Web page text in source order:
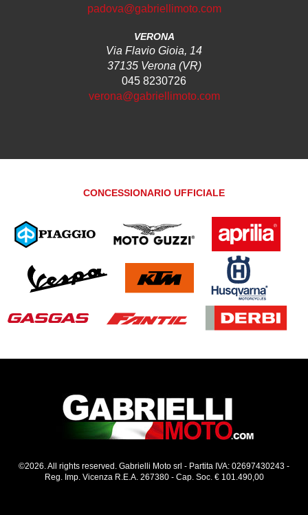
padova@gabriellimoto.com
VERONA
Via Flavio Gioia, 14
37135 Verona (VR)
045 8230726
verona@gabriellimoto.com
CONCESSIONARIO UFFICIALE
©2026. All rights reserved. Gabrielli Moto srl - Partita IVA: 02697430243 -
Reg. Imp. Vicenza R.E.A. 267380 - Cap. Soc. € 101.490,00